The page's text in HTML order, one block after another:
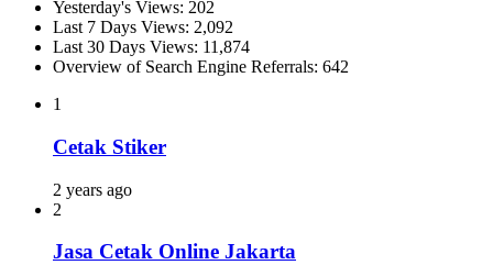
Yesterday's Views: 202
Last 7 Days Views: 2,092
Last 30 Days Views: 11,874
Overview of Search Engine Referrals: 642
1
Cetak Stiker
2 years ago
2
Jasa Cetak Online Jakarta